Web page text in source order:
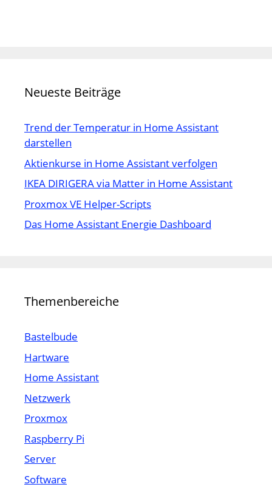
Neueste Beiträge
Trend der Temperatur in Home Assistant
darstellen
Aktienkurse in Home Assistant verfolgen
IKEA DIRIGERA via Matter in Home Assistant
Proxmox VE Helper-Scripts
Das Home Assistant Energie Dashboard
Themenbereiche
Bastelbude
Hartware
Home Assistant
Netzwerk
Proxmox
Raspberry Pi
Server
Software